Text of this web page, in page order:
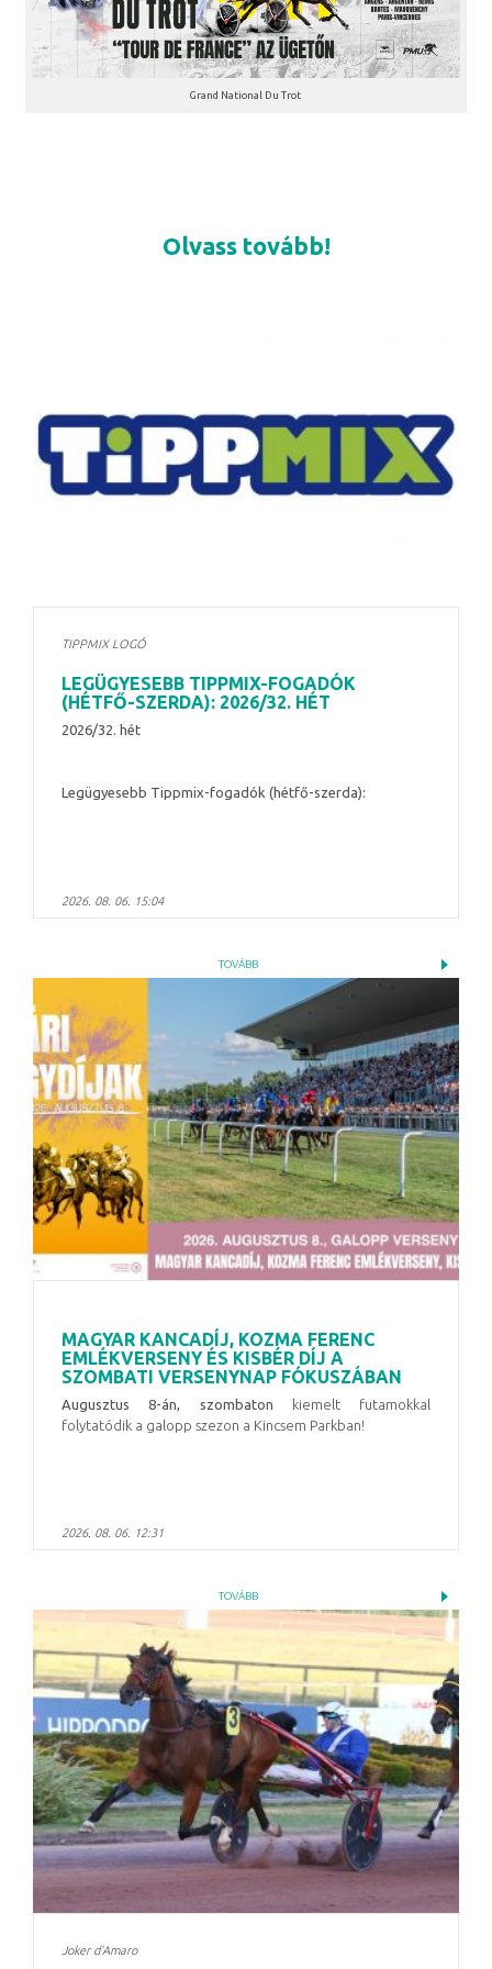
Grand National Du Trot
Olvass tovább!
TIPPMIX LOGÓ
LEGÜGYESEBB TIPPMIX-FOGADÓK
(HÉTFŐ-SZERDA): 2026/32. HÉT
2026/32. hét
Legügyesebb Tippmix-fogadók (hétfő-szerda):
2026. 08. 06. 15:04
TOVÁBB
MAGYAR KANCADÍJ, KOZMA FERENC
EMLÉKVERSENY ÉS KISBÉR DÍJ A
SZOMBATI VERSENYNAP FÓKUSZÁBAN
Augusztus 8-án, szombaton kiemelt futamokkal
folytatódik a galopp szezon a Kincsem Parkban!
2026. 08. 06. 12:31
TOVÁBB
Joker d'Amaro